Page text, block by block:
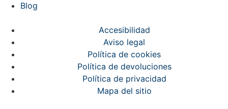
Blog
Accesibilidad
Aviso legal
Política de cookies
Política de devoluciones
Política de privacidad
Mapa del sitio